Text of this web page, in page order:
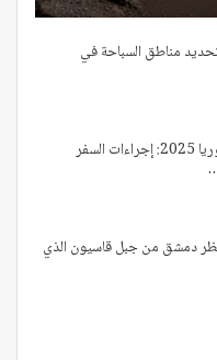
مناطق السباحة في
متطلبات الدخول إلى سوريا 2025: إجراءات السفر
دمشق من جبل قاسيون الذي